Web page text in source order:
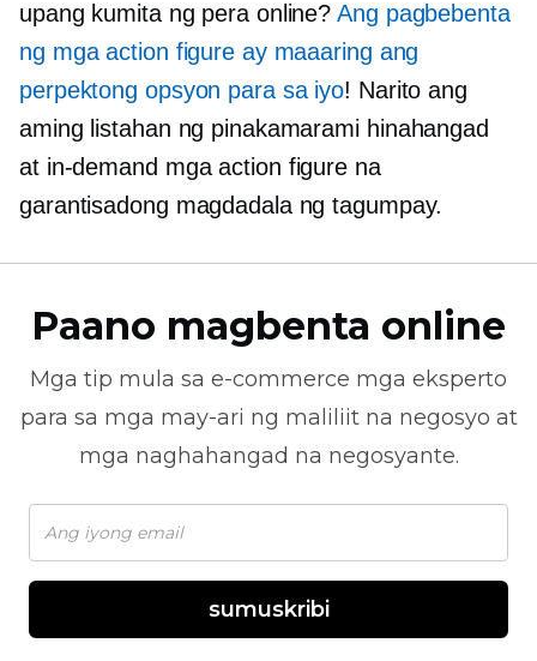
upang kumita ng pera online?Ang pagbebenta
ng mga action figure ay maaaring ang
perpektong opsyon para sa iyo! Narito ang
aming listahan ng pinakamarami hinahangad
at in-demand mga action figure na
garantisadong magdadala ng tagumpay.
Paano magbenta online
Mga tip mula sa e-commerce mga eksperto
para sa mga may-ari ng maliliit na negosyo at
mga naghahangad na negosyante.
sumuskribi